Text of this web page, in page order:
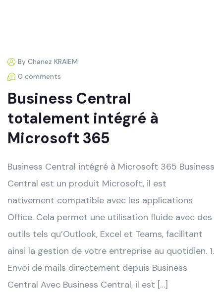
By Chanez KRAIEM
0 comments
Business Central
totalement intégré à
Microsoft 365
Business Central intégré à Microsoft 365 Business
Central est un produit Microsoft, il est
nativement compatible avec les applications
Office. Cela permet une utilisation fluide avec des
outils tels qu’Outlook, Excel et Teams, facilitant
ainsi la gestion de votre entreprise au quotidien. 1.
Envoi de mails directement depuis Business
Central Avec Business Central, il est […]